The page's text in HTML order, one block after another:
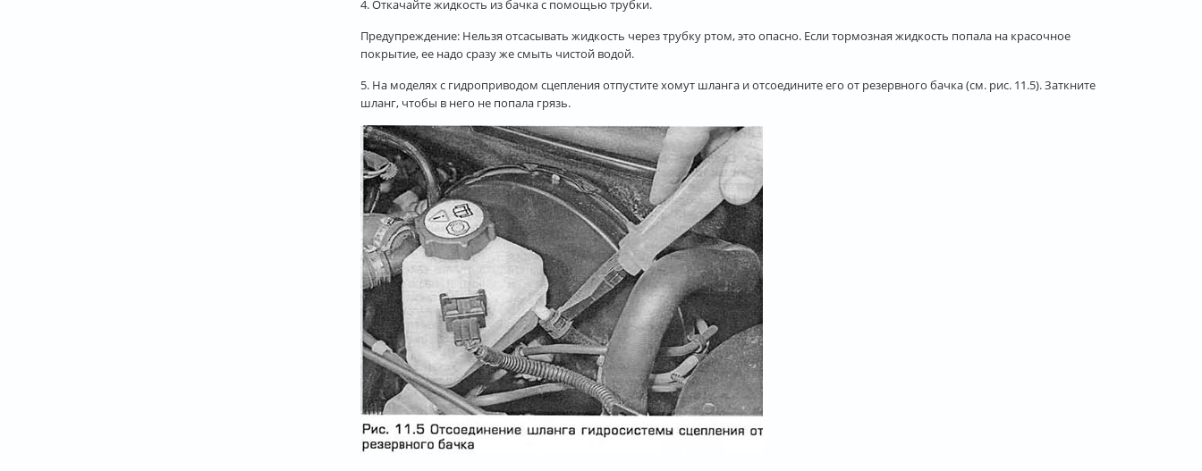
4. Откачайте жидкость из бачка с помощью трубки.
Предупреждение: Нельзя отсасывать жидкость через трубку ртом, это опасно. Если тормозная жидкость попала на красочное
покрытие, ее надо сразу же смыть чистой водой.
5. На моделях с гидроприводом сцепления отпустите хомут шланга и отсоедините его от резервного бачка (см. рис. 11.5). Заткните
шланг, чтобы в него не попала грязь.